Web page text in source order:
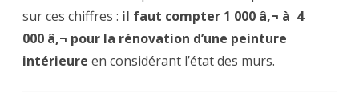
sur ces chiffres : il faut compter 1 000 â‚¬ à 4
000 â‚¬ pour la rénovation d’une peinture
intérieure en considérant l’état des murs.